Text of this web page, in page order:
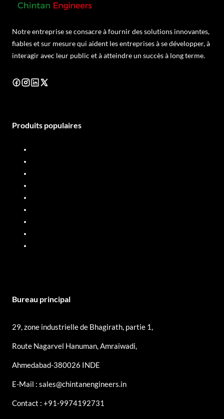
Notre entreprise se consacre à fournir des solutions innovantes,
fiables et sur mesure qui aident les entreprises à se développer, à
interagir avec leur public et à atteindre un succès à long terme.
Produits populaires
Bureau principal
29, zone industrielle de Bhagirath, partie 1,
Route Nagarvel Hanuman, Amraiwadi,
Ahmedabad-380026 INDE
E-Mail : sales@chintanengineers.in
Contact : +91-9974192731